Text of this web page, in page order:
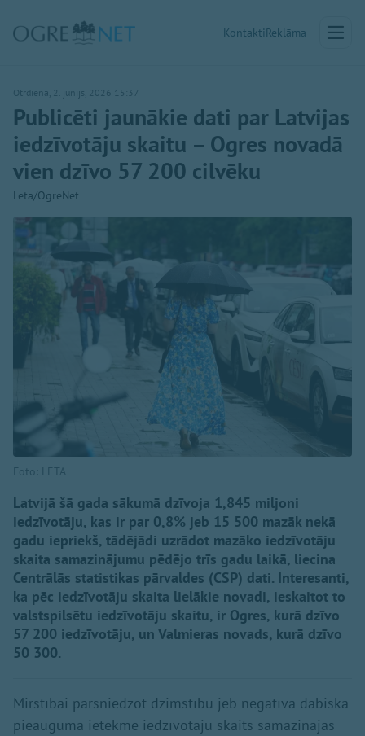
KontaktiReklāma
Otrdiena, 2. jūnijs, 2026 15:37
Publicēti jaunākie dati par Latvijas
iedzīvotāju skaitu – Ogres novadā
vien dzīvo 57 200 cilvēku
Leta/OgreNet
Foto: LETA
Latvijā šā gada sākumā dzīvoja 1,845 miljoni
iedzīvotāju, kas ir par 0,8% jeb 15 500 mazāk nekā
gadu iepriekš, tādējādi uzrādot mazāko iedzīvotāju
skaita samazinājumu pēdējo trīs gadu laikā, liecina
Centrālās statistikas pārvaldes (CSP) dati. Interesanti,
ka pēc iedzīvotāju skaita lielākie novadi, ieskaitot to
valstspilsētu iedzīvotāju skaitu, ir Ogres, kurā dzīvo
57 200 iedzīvotāju, un Valmieras novads, kurā dzīvo
50 300.
Mirstībai pārsniedzot dzimstību jeb negatīva dabiskā
pieauguma ietekmē iedzīvotāju skaits samazinājās